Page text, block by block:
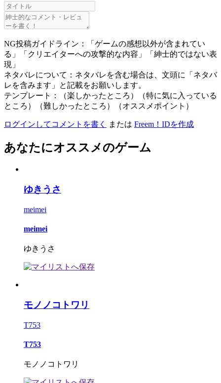
NG投稿ガイドライン：「ゲームの感想以外が含まれてい
る」「クリエイターへの攻撃的な内容」「紳士的ではない表
現」
ネタバレについて：ネタバレを含む場合は、文頭に「ネタバ
レを含みます」と記載をお願いします。
テンプレート：（楽しかったところ）（特に気に入っている
ところ）（難しかったところ）（オススメポイント）
ログインしてコメントを書く または Freem！IDを作成
あなたにオススメのゲーム
ゆきうさ
meimei
meimei
ゆきうさ
モノノコトワリ
T753
T753
モノノコトワリ